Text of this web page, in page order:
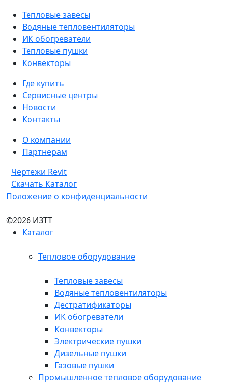
Тепловые завесы
Водяные тепловентиляторы
ИК обогреватели
Тепловые пушки
Конвекторы
Где купить
Сервисные центры
Новости
Контакты
О компании
Партнерам
Чертежи Revit
Скачать Каталог
Положение о конфиденциальности
©2026 ИЗТТ
Каталог
Тепловое оборудование
Тепловые завесы
Водяные тепловентиляторы
Дестратификаторы
ИК обогреватели
Конвекторы
Электрические пушки
Дизельные пушки
Газовые пушки
Промышленное тепловое оборудование